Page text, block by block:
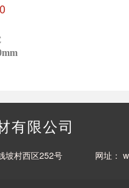
0
有限公司
坡村西区252号 网址：